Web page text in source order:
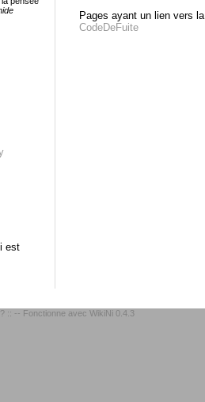
est
Pages ayant un lien vers
CodeDeFuite
:: -- Fonctionne avec WikiNi 0.4.3